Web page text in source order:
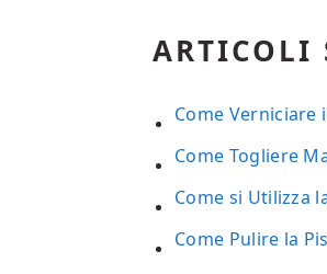
Come Verniciare
Come Togliere
Come si Utilizza
Come Pulire la